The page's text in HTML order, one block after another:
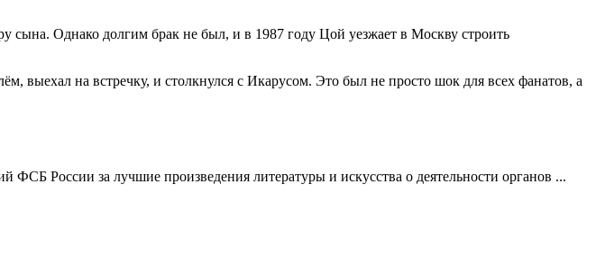
сына. Однако долгим брак не был, и в 1987 году Цой уезжает в Москву строить
выехал на встречку, и столкнулся с Икарусом. Это был не просто шок для всех фанатов, а
России за лучшие произведения литературы и искусства о деятельности органов ...